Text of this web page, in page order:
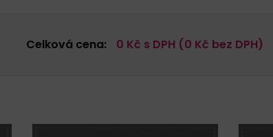
Celková cena: 0 Kč s DPH (0 Kč bez DPH)